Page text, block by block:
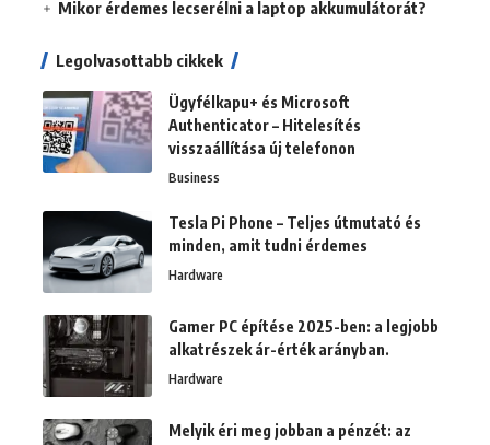
Mikor érdemes lecserélni a laptop akkumulátorát?
Legolvasottabb cikkek
Ügyfélkapu+ és Microsoft
Authenticator – Hitelesítés
visszaállítása új telefonon
Business
Tesla Pi Phone – Teljes útmutató és
minden, amit tudni érdemes
Hardware
Gamer PC építése 2025-ben: a legjobb
alkatrészek ár-érték arányban.
Hardware
Melyik éri meg jobban a pénzét: az